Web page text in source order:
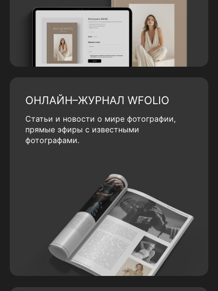
ОНЛАЙН–ЖУРНАЛ WFOLIO
Статьи и новости о мире фотографии,
прямые эфиры с известными
фотографами.